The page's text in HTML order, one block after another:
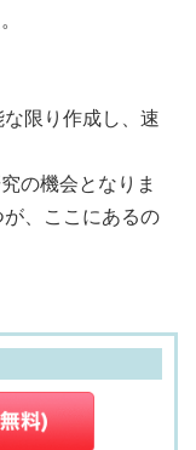
限り作成し、速
の機会となりま
、ここにあるの